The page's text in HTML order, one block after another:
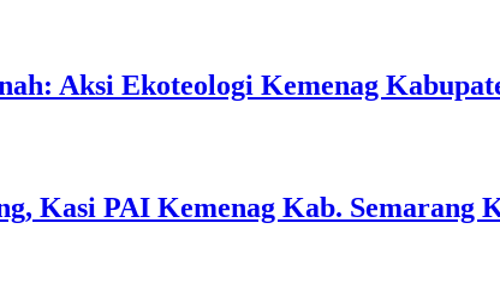
Aksi Ekoteologi Kemenag
Kasi PAI Kemenag Kab. Semarang